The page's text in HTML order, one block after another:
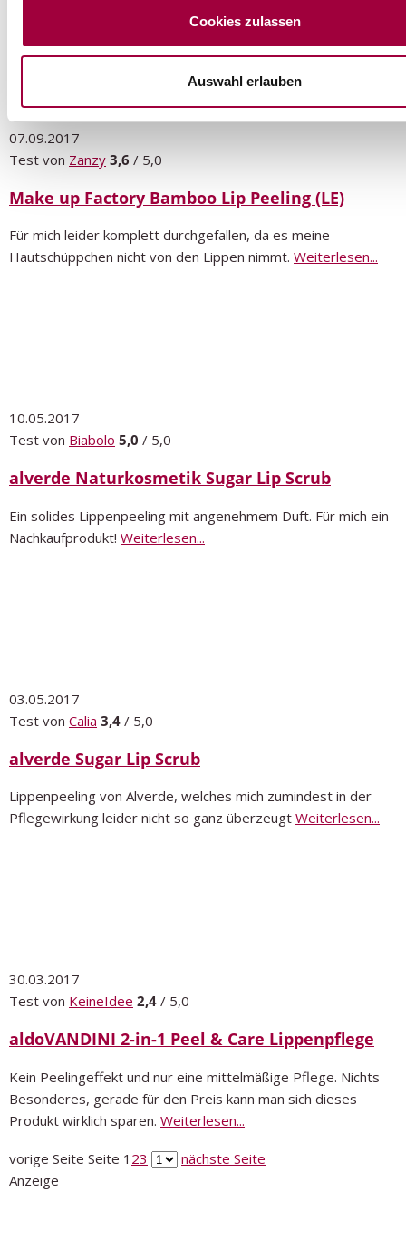
unsere Website zu analysieren. Außerdem geben wir
Medien, Werbung und Analysen weiter. Unsere Partner
Informationen möglicherweise mit weiteren Daten
ihnen bereitgestellt haben oder die sie im Rahmen Ihrer
Dienste gesammelt haben.
Cookies zulassen
Auswahl erlauben
07.09.2017
Test von Zanzy 3,6 / 5,0
Make up Factory Bamboo Lip Peeling (LE)
Für mich leider komplett durchgefallen, da es meine
Hautschüppchen nicht von den Lippen nimmt. Weiterlesen...
10.05.2017
Test von Biabolo 5,0 / 5,0
alverde Naturkosmetik Sugar Lip Scrub
Ein solides Lippenpeeling mit angenehmem Duft. Für mich ein
Nachkaufprodukt! Weiterlesen...
03.05.2017
Test von Calia 3,4 / 5,0
alverde Sugar Lip Scrub
Lippenpeeling von Alverde, welches mich zumindest in der
Pflegewirkung leider nicht so ganz überzeugt Weiterlesen...
30.03.2017
Test von KeineIdee 2,4 / 5,0
aldoVANDINI 2-in-1 Peel & Care Lippenpflege
Kein Peelingeffekt und nur eine mittelmäßige Pflege. Nichts
Besonderes, gerade für den Preis kann man sich dieses
Produkt wirklich sparen. Weiterlesen...
vorige Seite Seite 1 23
nächste Seite
Anzeige